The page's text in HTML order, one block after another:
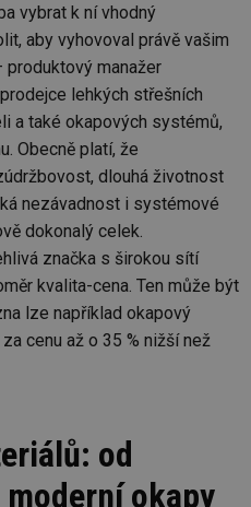
vybrat k ní vhodný
aby vyhovoval právě vašim
produktový manažer
lehkých střešních
a také okapových systémů,
Obecně platí, že
dlouhá životnost
nezávadnost i systémové
dokonalý celek.
značka s širokou sítí
kvalita-cena. Ten může být
lze například okapový
cenu až o 35 % nižší než
od
okapy